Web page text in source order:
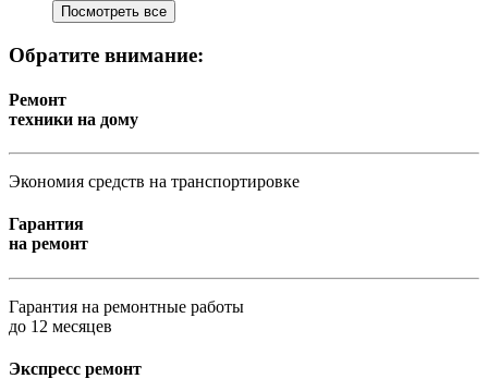
Посмотреть все
Обратите внимание:
Ремонт
техники на дому
Экономия средств на транспортировке
Гарантия
на ремонт
Гарантия на ремонтные работы
до 12 месяцев
Экспресс ремонт